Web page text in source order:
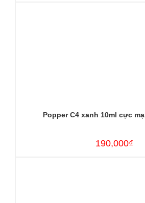
Popper C4 xanh 10ml cực
190,000₫